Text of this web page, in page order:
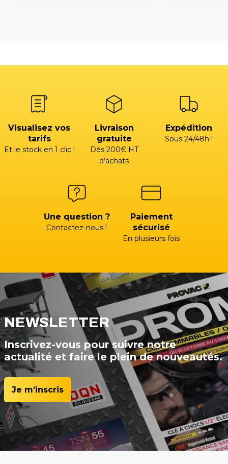
Visualisez vos
tarifs
Et le stock en 1 clic !
Livraison
gratuite
Dès 200€ HT
d’achats
Expédition
Sous 24/48h !
Une question ?
Contactez-nous !
Paiement
sécurisé
En plusieurs fois
NEWSLETTER
Inscrivez-vous pour suivre notre
actualité et faire le plein de nouveautés.
Je m’inscris